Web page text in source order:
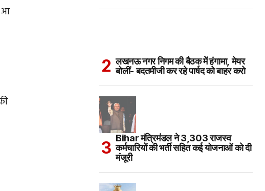
आ
लखनऊ नगर निगम की बैठक में हंगामा, मेयर
बोलीं- बदतमीजी कर रहे पार्षद को बाहर करो
Bihar मंत्रिमंडल ने 3,303 राजस्व
कर्मचारियों की भर्ती सहित कई योजनाओं को दी
मंजूरी